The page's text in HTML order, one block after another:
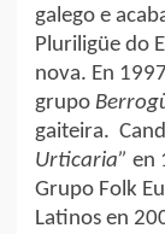
galego e
Pluriligüe do
nova. En
grupo
gaiteira.
Urticaria” en
Grupo Folk
Latinos en